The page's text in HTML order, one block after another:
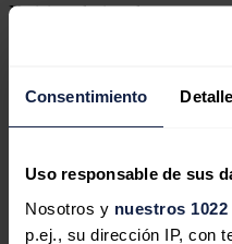
Consentimiento
Uso responsable de sus
Nosotros y nuestros
p.ej., su dirección IP, con
Noticias relacionadas
El petróleo de
para abrir
Redacción06/08/2026